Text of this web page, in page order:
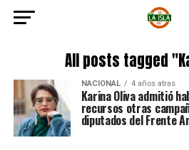
All posts tagged
NACIONAL 4 años atras
Karina Oliva admitió
recursos otras
diputados del Frente